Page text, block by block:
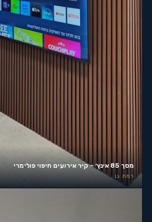
מסך 85 אינץ׳ – קיר אירועים חיפוי פולימרי
רמת גן